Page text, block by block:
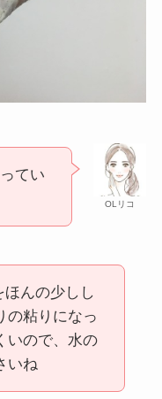
OLリコ
てい
んの少しし
の粘りになっ
いので、水の
いね